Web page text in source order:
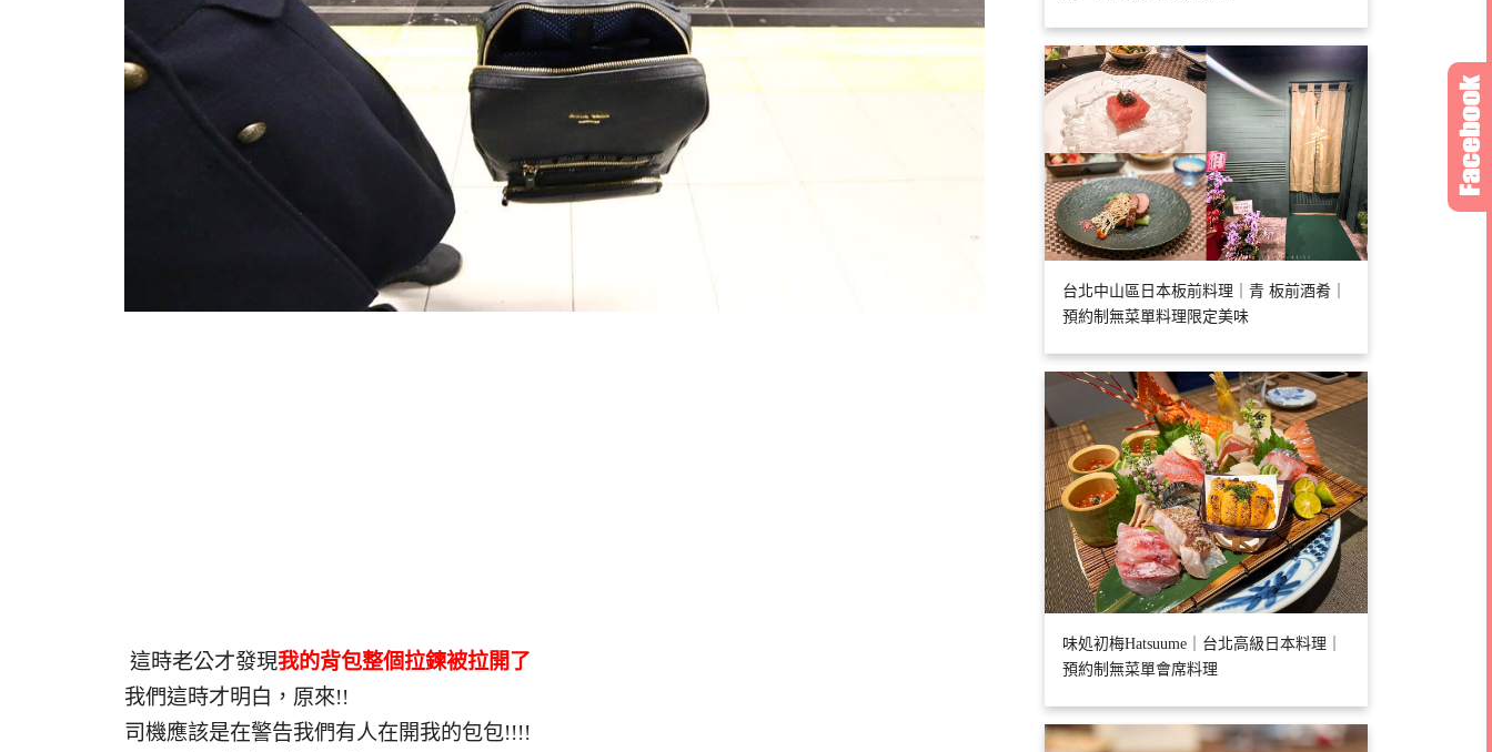
這時老公才發現我的背包整個拉鍊被拉開了
我們這時才明白，原來!!
司機應該是在警告我們有人在開我的包包!!!!
台北中山區日本板前料理｜青 板前酒肴｜
預約制無菜單料理限定美味
味処初梅Hatsuume｜台北高級日本料理｜
預約制無菜單會席料理